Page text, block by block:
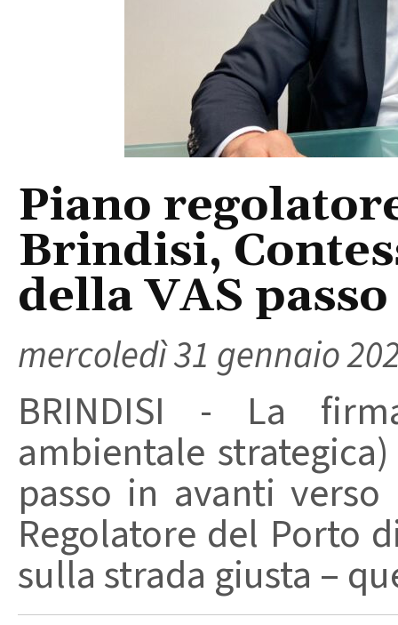
Piano
Brindisi,
della VAS
mercoledì 31 gennaio
BRINDISI - La
ambientale
passo in avanti
Regolatore del Porto
sulla strada giusta –